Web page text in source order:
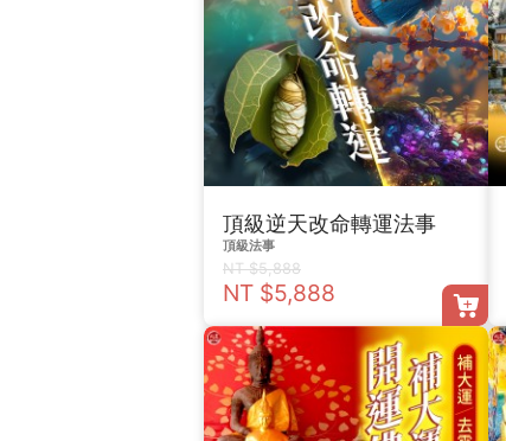
頂級逆天改命轉運法事
頂級法事
NT $5,888
NT $5,888